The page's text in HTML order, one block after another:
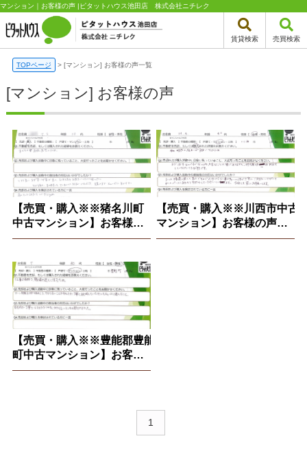
マンション｜お客様の声 |ピタットハウス池田店 株式会社ニチレク
賃貸検索 売買検索
TOPページ > [マンション] お客様の声一覧
[マンション] お客様の声
【売買・購入※※猪名川町
中古マンション】お客様の
声※2026.7.23
【売買・購入※※川西市中古
マンション】お客様の声
※2025.10.14
【売買・購入※※豊能郡豊能
町中古マンション】お客様
の声※2025.10.10
1